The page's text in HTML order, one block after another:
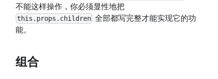
不能这样操作，你必须显性地把
this.props.children 全部都写完整才能实现它的功
能。
组合